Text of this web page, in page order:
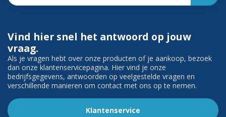
Vind hier snel het antwoord op jouw
vraag.
Als je vragen hebt over onze producten of je aankoop, bezoek
dan onze klantenservicepagina. Hier vind je onze
bedrijfsgegevens, antwoorden op veelgestelde vragen en
verschillende manieren om contact met ons op te nemen.
Klantenservice